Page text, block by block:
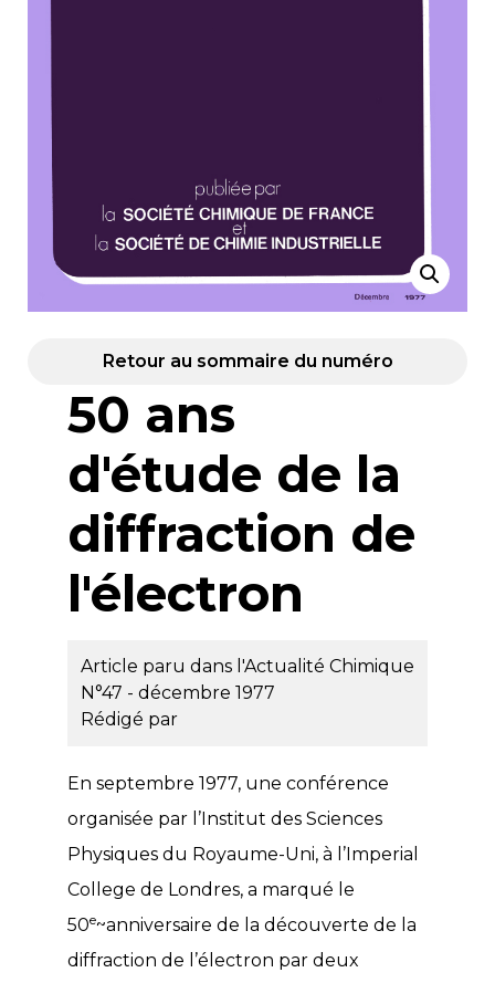
Retour au sommaire du numéro
50 ans
d'étude de la
diffraction de
l'électron
Article paru dans l'Actualité Chimique
N°47 - décembre 1977
Rédigé par
En septembre 1977, une conférence
organisée par l’Institut des Sciences
Physiques du Royaume-Uni, à l’Imperial
College de Londres, a marqué le
50e~anniversaire de la découverte de la
diffraction de l’électron par deux